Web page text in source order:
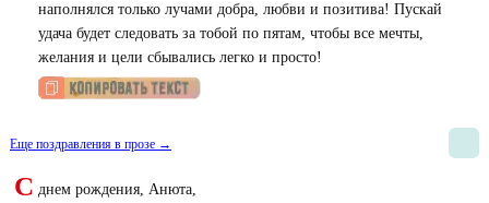
наполнялся только лучами добра, любви и позитива! Пускай
удача будет следовать за тобой по пятам, чтобы все мечты,
желания и цели сбывались легко и просто!
Еще поздравления в прозе →
С днем рождения, Анюта,